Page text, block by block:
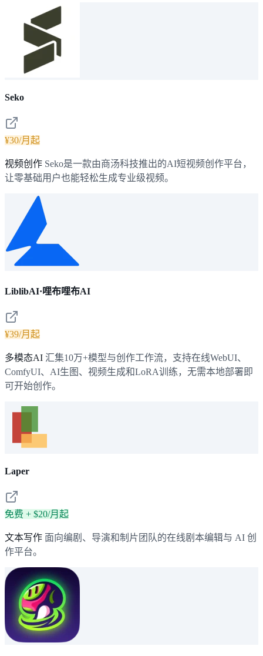
Seko
¥30/月起
视频创作 Seko是一款由商汤科技推出的AI短视频创作平台，
让零基础用户也能轻松生成专业级视频。
LiblibAI·哩布哩布AI
¥39/月起
多模态AI 汇集10万+模型与创作工作流，支持在线WebUI、
ComfyUI、AI生图、视频生成和LoRA训练，无需本地部署即
可开始创作。
Laper
免费 + $20/月起
文本写作 面向编剧、导演和制片团队的在线剧本编辑与 AI 创
作平台。